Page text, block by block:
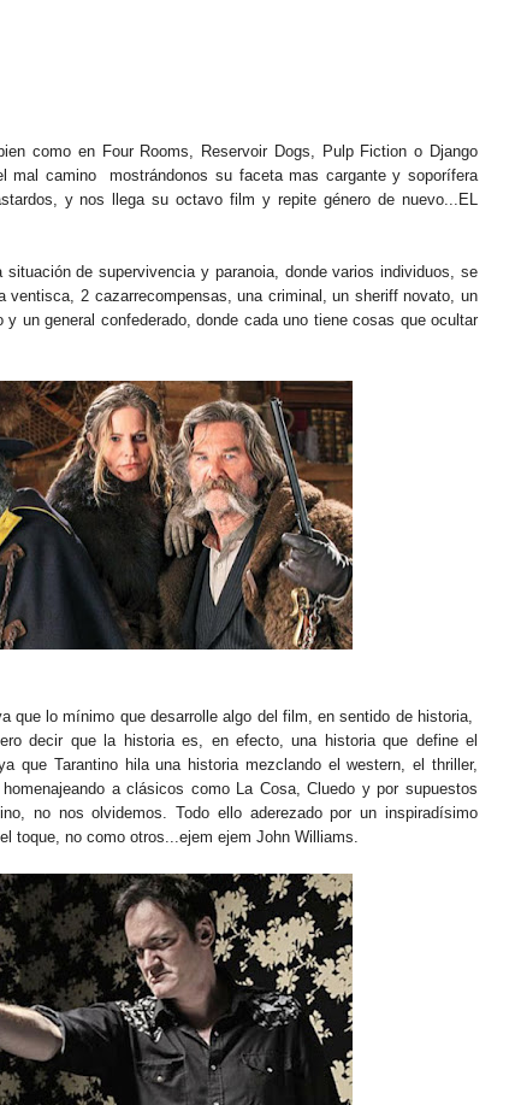
como en Four Rooms, Reservoir Dogs, Pulp Fiction o Django
mal camino mostrándonos su faceta mas cargante y soporífera
y nos llega su octavo film y repite género de nuevo...EL
de supervivencia y paranoia, donde varios individuos, se
ventisca, 2 cazarrecompensas, una criminal, un sheriff novato, un
un general confederado, donde cada uno tiene cosas que ocultar
que lo mínimo que desarrolle algo del film, en sentido de historia,
decir que la historia es, en efecto, una historia que define el
que Tarantino hila una historia mezclando el western, el thriller,
a clásicos como La Cosa, Cluedo y por supuestos
no nos olvidemos. Todo ello aderezado por un inspiradísimo
toque, no como otros...ejem ejem John Williams.